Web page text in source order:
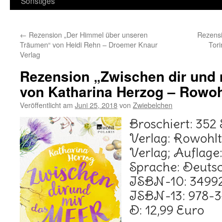
← Rezension „Der Himmel über unseren
Träumen“ von Heidi Rehn – Droemer Knaur
Verlag
Rezension „Zwischen dir und
von Katharina Herzog –
Veröffentlicht am Juni 25, 2018von Zwiebelchen
Broschiert: 352
Verlag:
Verlag;
Sprache:
ISBN-10:
ISBN-13: 978-
D: 12,99 Euro